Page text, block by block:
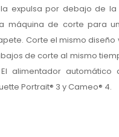
expulsa por debajo de
máquina de corte para
Corte el mismo diseño
de corte al mismo
alimentador automático
Portrait® 3 y Cameo® 4.